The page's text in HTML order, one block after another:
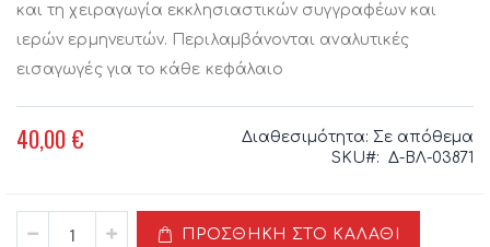
και τη χειραγωγία εκκλησιαστικών συγγραφέων και
ιερών ερμηνευτών. Περιλαμβάνονται αναλυτικές
εισαγωγές για το κάθε κεφάλαιο
40,00 € Διαθεσιμότητα: Σε απόθεμα
SKU
Δ-ΒΛ-03871
ΠΡΟΣΘΉΚΗ ΣΤΟ ΚΑΛΆΘΙ